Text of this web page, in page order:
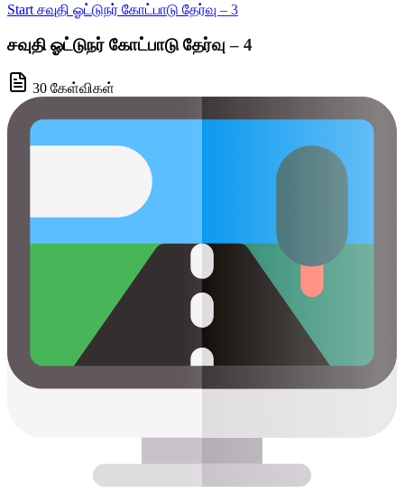
Start சவுதி ஓட்டுநர் கோட்பாடு தேர்வு – 3
சவுதி ஓட்டுநர் கோட்பாடு தேர்வு – 4
30 கேள்விகள்